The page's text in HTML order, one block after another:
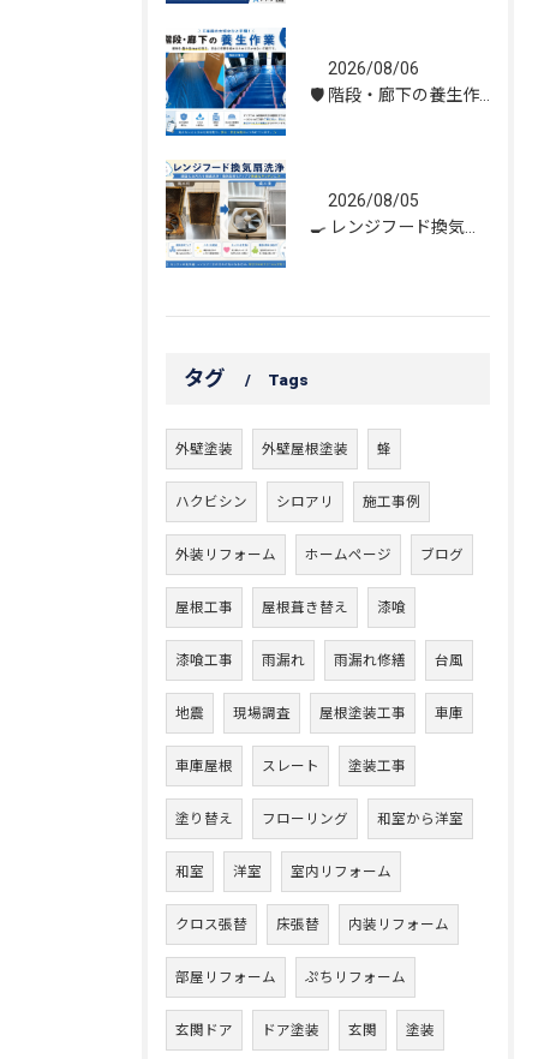
2026/08/06
2026/08/05
タグ Tags
外壁塗装 外壁屋根塗装 蜂
ハクビシン シロアリ 施工事例
外装リフォーム ホームページ ブログ
屋根工事 屋根葺き替え 漆喰
漆喰工事 雨漏れ 雨漏れ修繕 台風
地震 現場調査 屋根塗装工事 車庫
車庫屋根 スレート 塗装工事
塗り替え フローリング 和室から洋室
和室 洋室 室内リフォーム
クロス張替 床張替 内装リフォーム
部屋リフォーム ぷちリフォーム
玄関ドア ドア塗装 玄関 塗装